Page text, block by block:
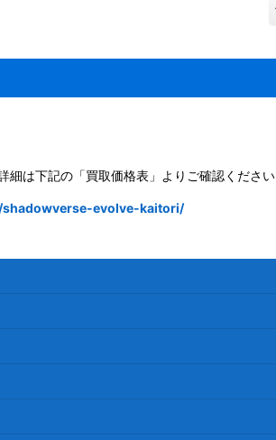
細は下記の「買取価格表」よりご確認ください
evolve-kaitori/